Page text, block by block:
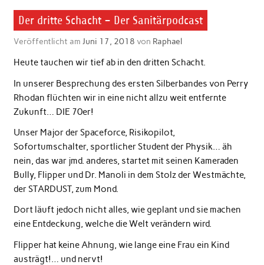
Der dritte Schacht – Der Sanitärpodcast
Veröffentlicht am Juni 17, 2018 von Raphael
Heute tauchen wir tief ab in den dritten Schacht.
In unserer Besprechung des ersten Silberbandes von Perry
Rhodan flüchten wir in eine nicht allzu weit entfernte
Zukunft… DIE 70er!
Unser Major der Spaceforce, Risikopilot,
Sofortumschalter, sportlicher Student der Physik… äh
nein, das war jmd. anderes, startet mit seinen Kameraden
Bully, Flipper und Dr. Manoli in dem Stolz der Westmächte,
der STARDUST, zum Mond.
Dort läuft jedoch nicht alles, wie geplant und sie machen
eine Entdeckung, welche die Welt verändern wird.
Flipper hat keine Ahnung, wie lange eine Frau ein Kind
austrägt!… und nervt!